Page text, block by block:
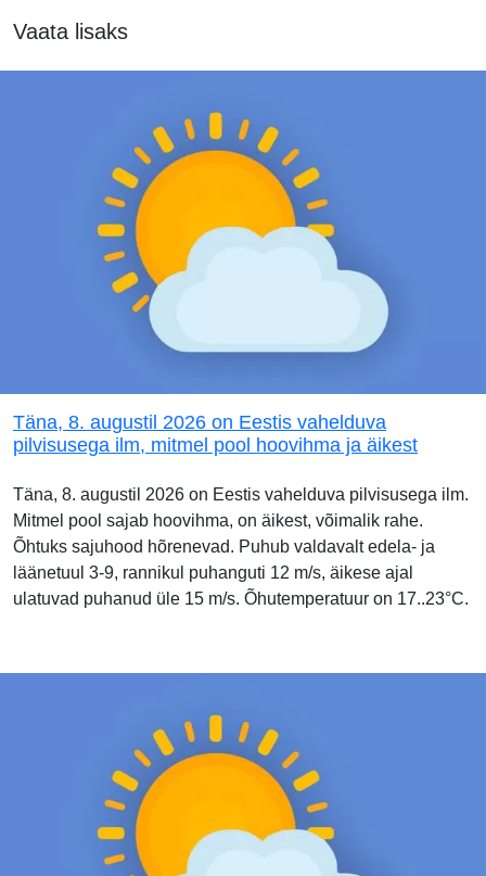
Vaata lisaks
Täna, 8. augustil 2026 on Eestis vahelduva
pilvisusega ilm, mitmel pool hoovihma ja äikest
Täna, 8. augustil 2026 on Eestis vahelduva pilvisusega ilm.
Mitmel pool sajab hoovihma, on äikest, võimalik rahe.
Õhtuks sajuhood hõrenevad. Puhub valdavalt edela- ja
läänetuul 3-9, rannikul puhanguti 12 m/s, äikese ajal
ulatuvad puhanud üle 15 m/s. Õhutemperatuur on 17..23°C.